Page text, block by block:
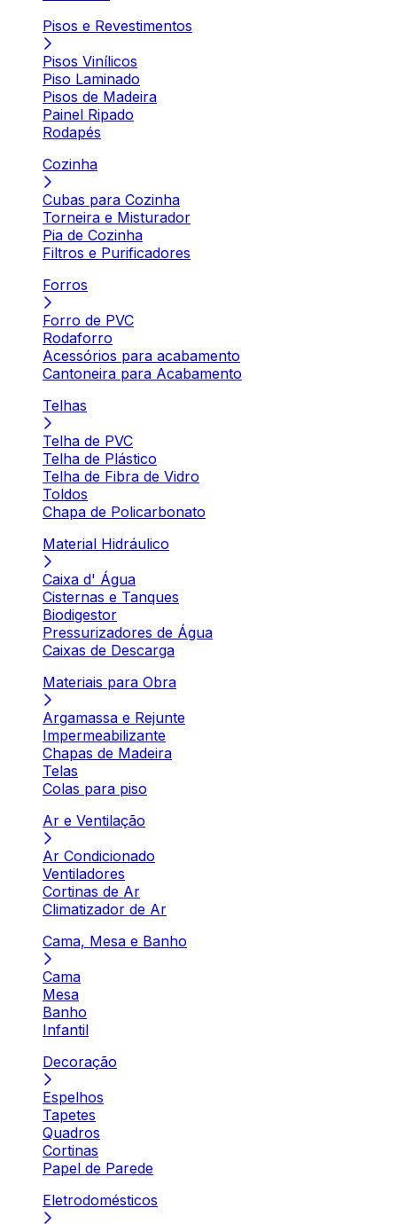
Pisos e Revestimentos
Pisos Vinílicos
Piso Laminado
Pisos de Madeira
Painel Ripado
Rodapés
Cozinha
Cubas para Cozinha
Torneira e Misturador
Pia de Cozinha
Filtros e Purificadores
Forros
Forro de PVC
Rodaforro
Acessórios para acabamento
Cantoneira para Acabamento
Telhas
Telha de PVC
Telha de Plástico
Telha de Fibra de Vidro
Toldos
Chapa de Policarbonato
Material Hidráulico
Caixa d' Água
Cisternas e Tanques
Biodigestor
Pressurizadores de Água
Caixas de Descarga
Materiais para Obra
Argamassa e Rejunte
Impermeabilizante
Chapas de Madeira
Telas
Colas para piso
Ar e Ventilação
Ar Condicionado
Ventiladores
Cortinas de Ar
Climatizador de Ar
Cama, Mesa e Banho
Cama
Mesa
Banho
Infantil
Decoração
Espelhos
Tapetes
Quadros
Cortinas
Papel de Parede
Eletrodomésticos